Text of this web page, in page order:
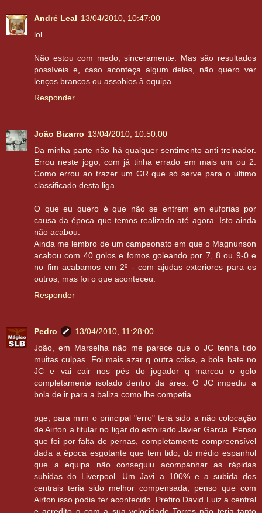
André Leal 13/04/2010, 10:47:00
lol
Não estou com medo, sinceramente. Mas são resultados
possíveis e, caso aconteça algum deles, não quero ver
lenços brancos ou assobios à equipa.
Responder
João Bizarro 13/04/2010, 10:50:00
Da minha parte não há qualquer sentimento anti-treinador.
Errou neste jogo, com já tinha errado em mais um ou 2.
Como errou ao trazer um GR que só serve para o ultimo
classificado desta liga.
O que eu quero é que não se entrem em euforias por
causa da época que temos realizado até agora. Isto ainda
não acabou.
Ainda me lembro de um campeonato em que o Magnunson
acabou com 40 golos e fomos goleando por 7, 8 ou 9-0 e
no fim acabamos em 2º - com ajudas exteriores para os
outros, mas foi o que aconteceu.
Responder
Pedro
13/04/2010, 11:28:00
João, em Marselha não me parece que o JC tenha tido
muitas culpas. Foi mais azar q outra coisa, a bola bate no
JC e vai cair nos pés do jogador q marcou o golo
completamente isolado dentro da área. O JC impediu a
bola de ir para a baliza como lhe competia...
pge, para mim o principal "erro" terá sido a não colocação
de Airton a titular no ligar do estoirado Javier Garcia. Penso
que foi por falta de pernas, completamente compreensível
dada a época esgotante que tem tido, do médio espanhol
que a equipa não conseguiu acompanhar as rápidas
subidas do Liverpool. Um Javi a 100% e a subida dos
centrais teria sido melhor compensada, penso que com
Airton isso podia ter acontecido. Prefiro David Luiz a central
e acredito q com a sua velocidade Torres não teria tanto